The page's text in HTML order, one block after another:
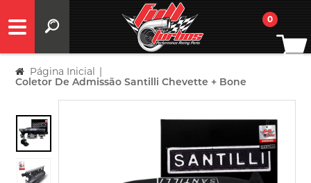
0
Página Inicial |
Coletor De Admissão Santilli Chevette + Bone